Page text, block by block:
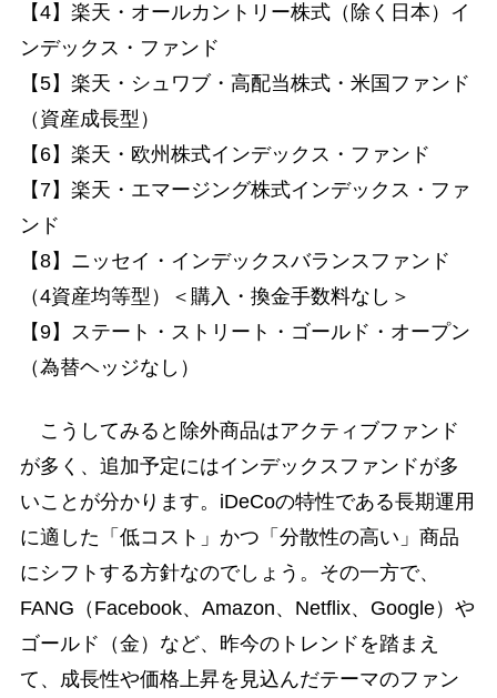
【4】楽天・オールカントリー株式（除く日本）イ
ンデックス・ファンド
【5】楽天・シュワブ・高配当株式・米国ファンド
（資産成長型）
【6】楽天・欧州株式インデックス・ファンド
【7】楽天・エマージング株式インデックス・ファ
ンド
【8】ニッセイ・インデックスバランスファンド
（4資産均等型）＜購入・換金手数料なし＞
【9】ステート・ストリート・ゴールド・オープン
（為替ヘッジなし）
こうしてみると除外商品はアクティブファンド
が多く、追加予定にはインデックスファンドが多
いことが分かります。iDeCoの特性である長期運用
に適した「低コスト」かつ「分散性の高い」商品
にシフトする方針なのでしょう。その一方で、
FANG（Facebook、Amazon、Netflix、Google）や
ゴールド（金）など、昨今のトレンドを踏まえ
て、成長性や価格上昇を見込んだテーマのファン